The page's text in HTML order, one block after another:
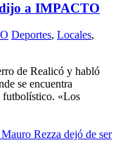
a IMPACTO
Deportes, Locales,
de Realicó y habló
se encuentra
futbolístico. «Los